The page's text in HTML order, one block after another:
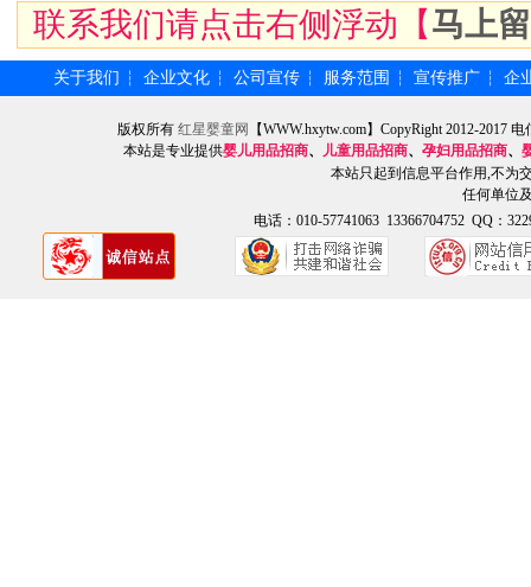
联系我们请点击右侧浮动【马上
关于我们 ┆ 企业文化 ┆ 公司宣传 ┆ 服务范围 ┆ 宣传推广 ┆ 企
版权所有 红星婴童网
【WWW.hxytw.com】CopyRight 2012-2017
本站是专业提供婴儿用品招商、 儿童用品招商、 孕妇用品招商、
本站只起到信息平台作用,不为
任何单位
电话：010-57741063 13366704752 QQ：